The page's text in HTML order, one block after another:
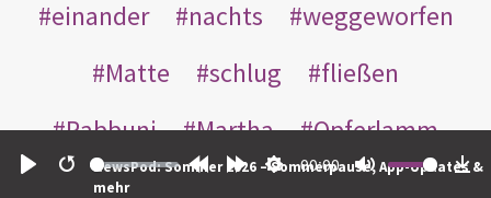
Restart
00:00
NewsPod: Sommer 2026 – Sommerpause, App-Updates &
mehr
einander
nachts
weggeworfen
Matte
schlug
fließen
Rabbuni
Martha
Opferlamm
gewaschen
jüdischen